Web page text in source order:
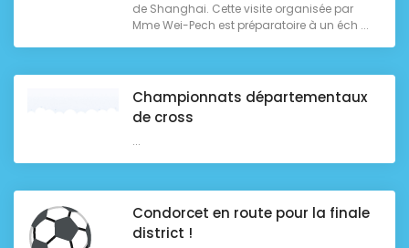
de Shanghai. Cette visite organisée par
Mme Wei-Pech est préparatoire à un éch ...
Championnats départementaux
de cross
...
Condorcet en route pour la finale
district !